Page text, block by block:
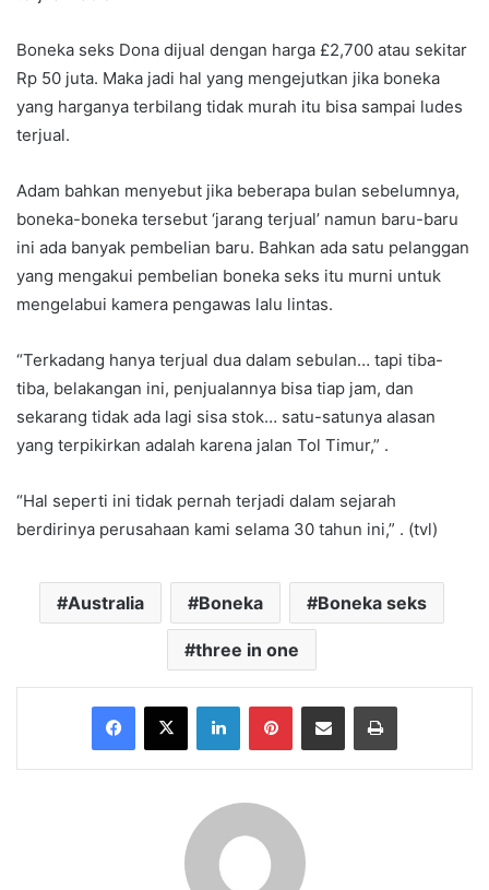
Boneka seks Dona dijual dengan harga £2,700 atau sekitar
Rp 50 juta. Maka jadi hal yang mengejutkan jika boneka
yang harganya terbilang tidak murah itu bisa sampai ludes
terjual.
Adam bahkan menyebut jika beberapa bulan sebelumnya,
boneka-boneka tersebut ‘jarang terjual’ namun baru-baru
ini ada banyak pembelian baru. Bahkan ada satu pelanggan
yang mengakui pembelian boneka seks itu murni untuk
mengelabui kamera pengawas lalu lintas.
“Terkadang hanya terjual dua dalam sebulan… tapi tiba-
tiba, belakangan ini, penjualannya bisa tiap jam, dan
sekarang tidak ada lagi sisa stok… satu-satunya alasan
yang terpikirkan adalah karena jalan Tol Timur,” .
“Hal seperti ini tidak pernah terjadi dalam sejarah
berdirinya perusahaan kami selama 30 tahun ini,” . (tvl)
Australia Boneka Boneka seks
three in one
Facebook
X LinkedInPinterestShare via Email Print